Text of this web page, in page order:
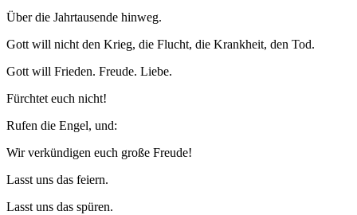
Über die Jahrtausende hinweg.
Gott will nicht den Krieg, die Flucht, die Krankheit, den Tod.
Gott will Frieden. Freude. Liebe.
Fürchtet euch nicht!
Rufen die Engel, und:
Wir verkündigen euch große Freude!
Lasst uns das feiern.
Lasst uns das spüren.